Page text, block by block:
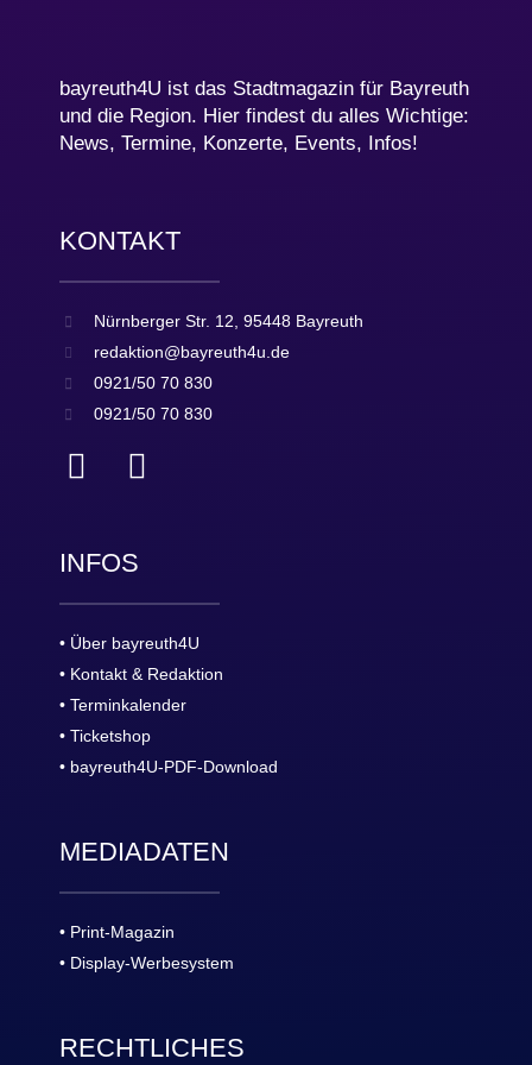
bayreuth4U ist das Stadtmagazin für Bayreuth
und die Region. Hier findest du alles Wichtige:
News, Termine, Konzerte, Events, Infos!
KONTAKT
Nürnberger Str. 12, 95448 Bayreuth
redaktion@bayreuth4u.de
0921/50 70 830
0921/50 70 830
INFOS
• Über bayreuth4U
• Kontakt & Redaktion
• Terminkalender
• Ticketshop
• bayreuth4U-PDF-Download
MEDIADATEN
• Print-Magazin
• Display-Werbesystem
RECHTLICHES